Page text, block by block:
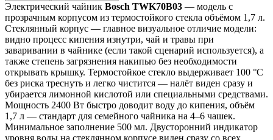
Электрический чайник Bosch TWK70B03 — модель с
прозрачным корпусом из термостойкого стекла объёмом 1,7 л.
Стеклянный корпус — главное визуальное отличие модели:
видно процесс кипения изнутри, чай и травы при
заваривании в чайнике (если такой сценарий используется), а
также степень загрязнения накипью без необходимости
открывать крышку. Термостойкое стекло выдерживает 100 °C
без риска треснуть и легко чистится — налёт виден сразу и
убирается лимонной кислотой или специальными средствами.
Мощность 2400 Вт быстро доводит воду до кипения, объём
1,7 л — стандарт для семейного чайника на 4–6 чашек.
Минимальное заполнение 500 мл. Двусторонний индикатор
уровня воды на стеклянном корпусе виден сразу со всех